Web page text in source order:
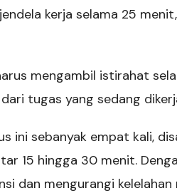
kerja selama 25
mengambil istirahat
tugas yang sedang
ini sebanyak empat kali,
15 hingga 30 menit.
dan mengurangi kelelahan